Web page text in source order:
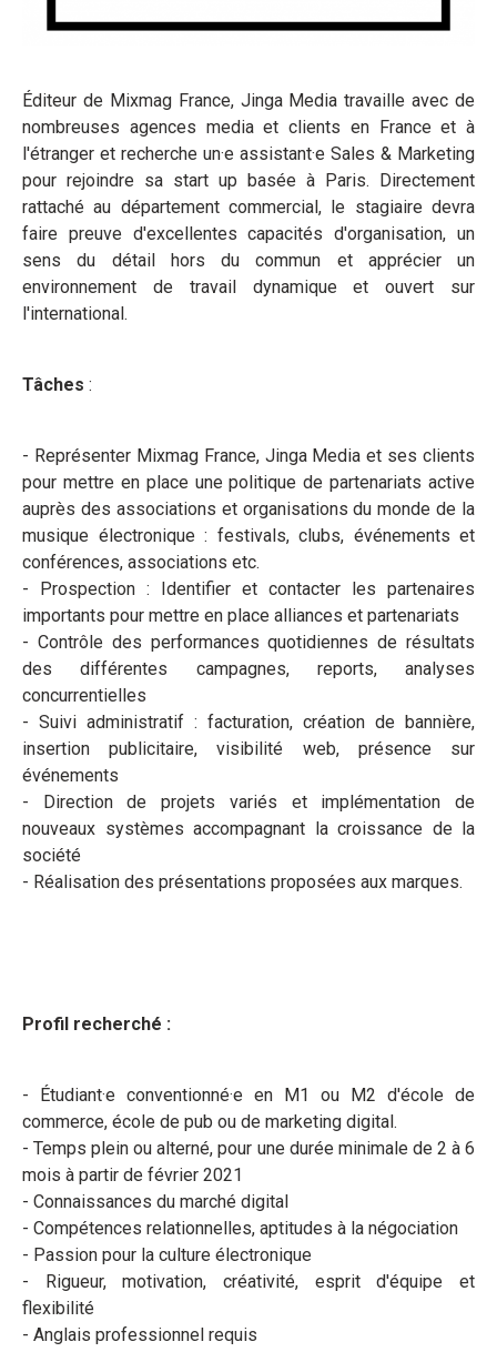
Éditeur de Mixmag France, Jinga Media travaille avec de
nombreuses agences media et clients en France et à
l'étranger et recherche un·e assistant·e Sales & Marketing
pour rejoindre sa start up basée à Paris. Directement
rattaché au département commercial, le stagiaire devra
faire preuve d'excellentes capacités d'organisation, un
sens du détail hors du commun et apprécier un
environnement de travail dynamique et ouvert sur
l'international.
Tâches :
- Représenter Mixmag France, Jinga Media et ses clients
pour mettre en place une politique de partenariats active
auprès des associations et organisations du monde de la
musique électronique : festivals, clubs, événements et
conférences, associations etc.
- Prospection : Identifier et contacter les partenaires
importants pour mettre en place alliances et partenariats
- Contrôle des performances quotidiennes de résultats
des différentes campagnes, reports, analyses
concurrentielles
- Suivi administratif : facturation, création de bannière,
insertion publicitaire, visibilité web, présence sur
événements
- Direction de projets variés et implémentation de
nouveaux systèmes accompagnant la croissance de la
société
- Réalisation des présentations proposées aux marques.
Profil recherché :
- Étudiant·e conventionné·e en M1 ou M2 d'école de
commerce, école de pub ou de marketing digital.
- Temps plein ou alterné, pour une durée minimale de 2 à 6
mois à partir de février 2021
- Connaissances du marché digital
- Compétences relationnelles, aptitudes à la négociation
- Passion pour la culture électronique
- Rigueur, motivation, créativité, esprit d'équipe et
flexibilité
- Anglais professionnel requis